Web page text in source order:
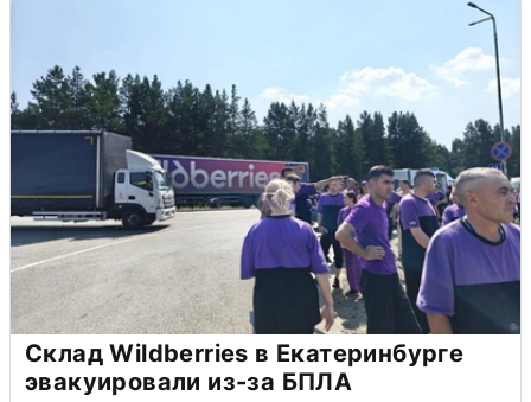
Склад Wildberries в Екатеринбурге
эвакуировали из-за БПЛА